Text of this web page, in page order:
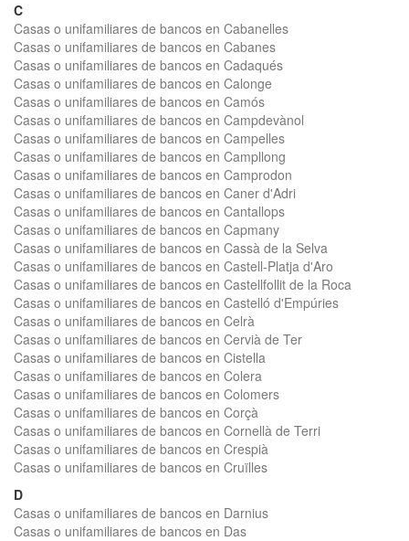
C
Casas o unifamiliares de bancos en Cabanelles
Casas o unifamiliares de bancos en Cabanes
Casas o unifamiliares de bancos en Cadaqués
Casas o unifamiliares de bancos en Calonge
Casas o unifamiliares de bancos en Camós
Casas o unifamiliares de bancos en Campdevànol
Casas o unifamiliares de bancos en Campelles
Casas o unifamiliares de bancos en Campllong
Casas o unifamiliares de bancos en Camprodon
Casas o unifamiliares de bancos en Caner d'Adri
Casas o unifamiliares de bancos en Cantallops
Casas o unifamiliares de bancos en Capmany
Casas o unifamiliares de bancos en Cassà de la Selva
Casas o unifamiliares de bancos en Castell-Platja d'Aro
Casas o unifamiliares de bancos en Castellfollit de la Roca
Casas o unifamiliares de bancos en Castelló d'Empúries
Casas o unifamiliares de bancos en Celrà
Casas o unifamiliares de bancos en Cervià de Ter
Casas o unifamiliares de bancos en Cistella
Casas o unifamiliares de bancos en Colera
Casas o unifamiliares de bancos en Colomers
Casas o unifamiliares de bancos en Corçà
Casas o unifamiliares de bancos en Cornellà de Terri
Casas o unifamiliares de bancos en Crespià
Casas o unifamiliares de bancos en Cruïlles
D
Casas o unifamiliares de bancos en Darnius
Casas o unifamiliares de bancos en Das